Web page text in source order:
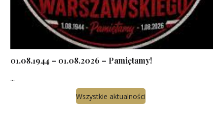
01.08.1944 – 01.08.2026 – Pamiętamy!
...
Wszystkie aktualności